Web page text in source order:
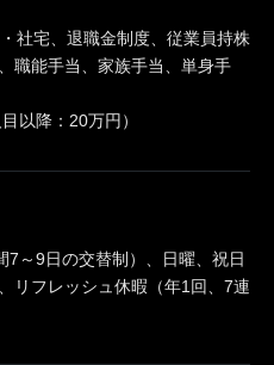
社宅、退職金制度、従業員持株
職能手当、家族手当、単身手
以降：20万円）
～9日の交替制）、日曜、祝日
リフレッシュ休暇（年1回、7連